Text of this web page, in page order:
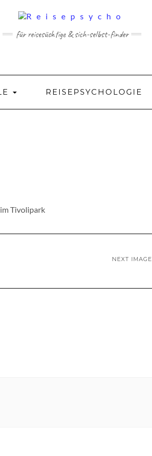
für reisesüchtige & sich-selbst-finder
REISEPSYCHOLOGIE
Tivolipark
NEXT IMAGE